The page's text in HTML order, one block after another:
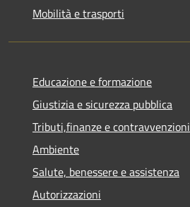
Mobilità e trasporti
Educazione e formazione
Giustizia e sicurezza pubblica
Tributi,finanze e contravvenzioni
Ambiente
Salute, benessere e assistenza
Autorizzazioni